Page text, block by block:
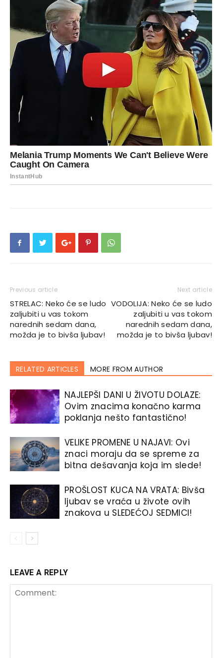
Previous article
STRELAC: Neko će se ludo
zaljubiti u vas tokom
narednih sedam dana,
možda je to bivša ljubav!
Next article
VODOLIJA: Neko će se ludo
zaljubiti u vas tokom
narednih sedam dana,
možda je to bivša ljubav!
RELATED ARTICLES MORE FROM AUTHOR
NAJLEPŠI DANI U ŽIVOTU DOLAZE:
Ovim znacima konačno karma
poklanja nešto fantastično!
VELIKE PROMENE U NAJAVI: Ovi
znaci moraju da se spreme za
bitna dešavanja koja im slede!
PROŠLOST KUCA NA VRATA: Bivša
ljubav se vraća u živote ovih
znakova u SLEDEĆOJ SEDMICI!
LEAVE A REPLY